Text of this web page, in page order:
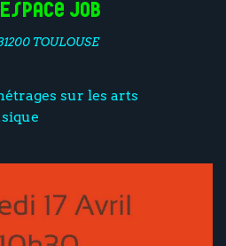
Job
TOULOUSE
sur les arts